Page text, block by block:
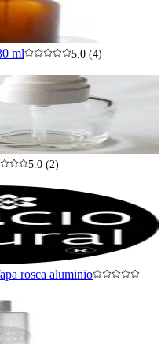
ml
5.0 (4)
5.0 (2)
rosca aluminio